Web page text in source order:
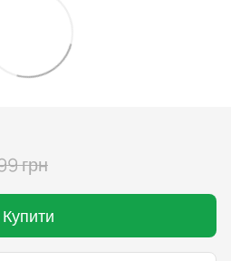
грн
Купити